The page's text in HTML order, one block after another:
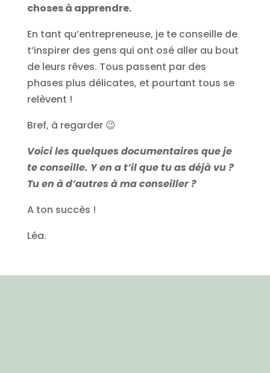
choses à apprendre.
En tant qu’entrepreneuse, je te conseille de
t’inspirer des gens qui ont osé aller au bout
de leurs rêves. Tous passent par des
phases plus délicates, et pourtant tous se
relèvent !
Bref, à regarder 😉
Voici les quelques documentaires que je
te conseille. Y en a t’il que tu as déjà vu ?
Tu en à d’autres à ma conseiller ?
A ton succès !
Léa.